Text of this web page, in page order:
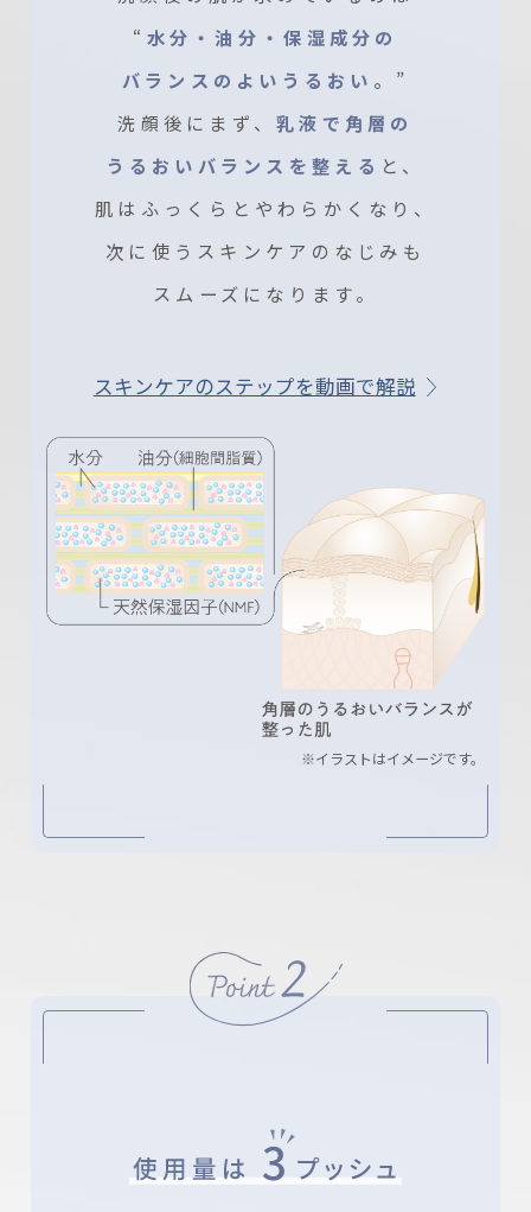
“ 水分・油分・保湿成分の
バランスのよいうるおい。 ”
洗顔後にまず、乳液で角層の
うるおいバランスを整える と、
肌はふっくらとやわらかくなり、
次に使うスキンケアのなじみも
スムーズになります。
スキンケアのステップを動画で解説
※イラストはイメージです。